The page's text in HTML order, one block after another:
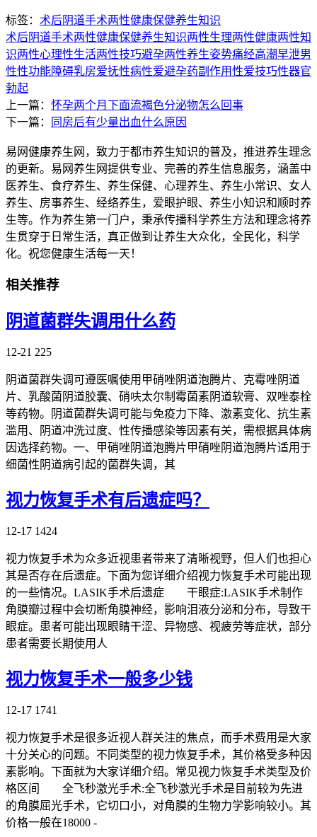
标签： 术后阴道手术两性健康保健养生知识
术后阴道手术两性健康保健养生知识两性生理两性健康两性知
识两性心理性生活两性技巧避孕两性养生姿势痛经高潮早泄男
性性功能障碍乳房爱抚性病性爱避孕药副作用性爱技巧性器官
勃起
上一篇： 怀孕两个月下面流褐色分泌物怎么回事
下一篇：
同房后有少量出血什么原因
易网健康养生网，致力于都市养生知识的普及，推进养生理念
的更新。易网养生网提供专业、完善的养生信息服务，涵盖中
医养生、食疗养生、养生保健、心理养生、养生小常识、女人
养生、房事养生、经络养生，爱眼护眼、养生小知识和顺时养
生等。作为养生第一门户，秉承传播科学养生方法和理念将养
生贯穿于日常生活，真正做到让养生大众化，全民化，科学
化。祝您健康生活每一天！
相关推荐
阴道菌群失调用什么药
12-21 225
阴道菌群失调可遵医嘱使用甲硝唑阴道泡腾片、克霉唑阴道
片、乳酸菌阴道胶囊、硝呋太尔制霉菌素阴道软膏、双唑泰栓
等药物。阴道菌群失调可能与免疫力下降、激素变化、抗生素
滥用、阴道冲洗过度、性传播感染等因素有关，需根据具体病
因选择药物。一、甲硝唑阴道泡腾片甲硝唑阴道泡腾片适用于
细菌性阴道病引起的菌群失调，其
视力恢复手术有后遗症吗？
12-17 1424
视力恢复手术为众多近视患者带来了清晰视野，但人们也担心
其是否存在后遗症。下面为您详细介绍视力恢复手术可能出现
的一些情况。LASIK手术后遗症 干眼症:LASIK手术制作
角膜瓣过程中会切断角膜神经，影响泪液分泌和分布，导致干
眼症。患者可能出现眼睛干涩、异物感、视疲劳等症状，部分
患者需要长期使用人
视力恢复手术一般多少钱
12-17 1741
视力恢复手术是很多近视人群关注的焦点，而手术费用是大家
十分关心的问题。不同类型的视力恢复手术，其价格受多种因
素影响。下面就为大家详细介绍。常见视力恢复手术类型及价
格区间 全飞秒激光手术:全飞秒激光手术是目前较为先进
的角膜屈光手术，它切口小，对角膜的生物力学影响较小。其
价格一般在18000 -